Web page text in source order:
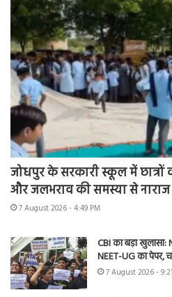
जोधपुर के सरकारी स्कूल में छात्रों
और जलभराव की समस्या से नाराज
7 August 2026 - 4:49 PM
CBI का बड़ा
NEET-UG का पेपर,
7 August 2026 -